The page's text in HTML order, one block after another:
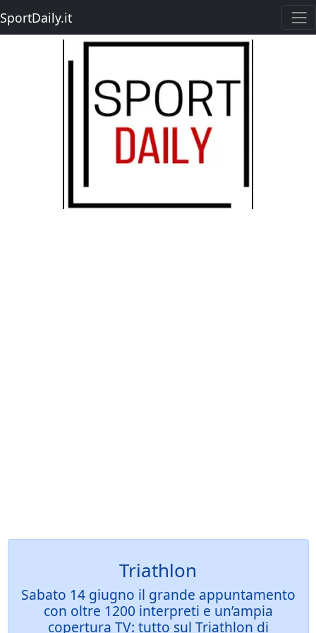
SportDaily.it
Triathlon
Sabato 14 giugno il grande appuntamento
con oltre 1200 interpreti e un’ampia
copertura TV: tutto sul Triathlon di